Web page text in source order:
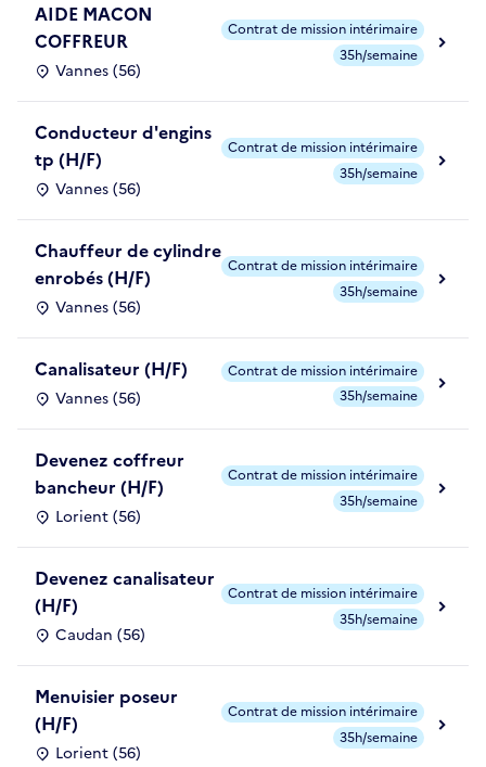
AIDE MACON
COFFREUR
Vannes (56)
Contrat de mission intérimaire
35h/semaine
Conducteur d'engins
tp (H/F)
Vannes (56)
Contrat de mission intérimaire
35h/semaine
Chauffeur de cylindre
enrobés (H/F)
Vannes (56)
Contrat de mission intérimaire
35h/semaine
Canalisateur (H/F)
Vannes (56)
Contrat de mission intérimaire
35h/semaine
Devenez coffreur
bancheur (H/F)
Lorient (56)
Contrat de mission intérimaire
35h/semaine
Devenez canalisateur
(H/F)
Caudan (56)
Contrat de mission intérimaire
35h/semaine
Menuisier poseur
(H/F)
Lorient (56)
Contrat de mission intérimaire
35h/semaine